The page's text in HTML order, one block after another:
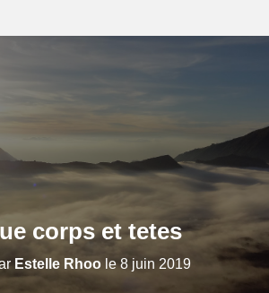
corps et tetes
Estelle Rhoo le8 juin 2019